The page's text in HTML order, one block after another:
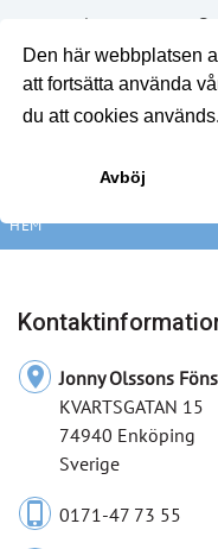
Den här webbplatsen
att fortsätta använda
du att cookies används.
Avböj
Annonsera
HEM
location_on Jonny Olssons
KVARTSGATAN 15
74940 Enköping
Sverige
phone_iphone 0171-47 73 55